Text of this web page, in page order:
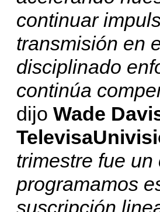
continuar
transmisión en
disciplinado
continúa
dijo Wade
trimestre fue
programamos
suscripción